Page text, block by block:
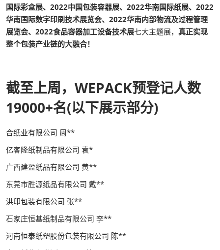
国际彩盒展、2022中国包装容器展、2022华南国际纸展、2022
华南国际数字印刷技术展览会、2022华南内部物流及过程管理
展览会、2022食品容器加工设备技术展七大主题展， 真正实现
整个包装产业链的大融合！
截至上周，WEPACK预登记人数
19000+名(以下展示部分)
合纸业有限公司 周**
亿客隆纸制品有限公司 袁*
广西建盈纸品有限公司 黄**
东莞市胜源纸品有限公司 戴**
洪印包装有限公司 张**
石家庄恒基纸制品有限公司 李**
河南恒泰纸塑股份包装有限公司 陈**